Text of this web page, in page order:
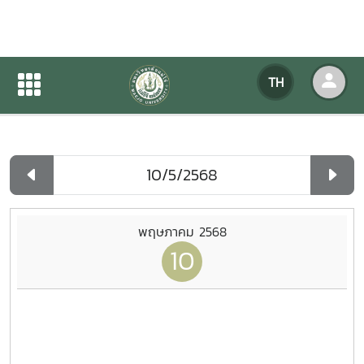
TH
ปฏิทินกิจกรรมของหน่วยงาน
ปฏิทินกิจกรรมของหน่วยงาน
พฤษภาคม 2568
10